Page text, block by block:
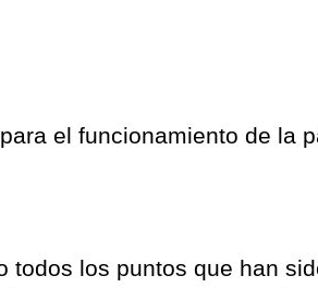
el funcionamiento de la
todos los puntos que han